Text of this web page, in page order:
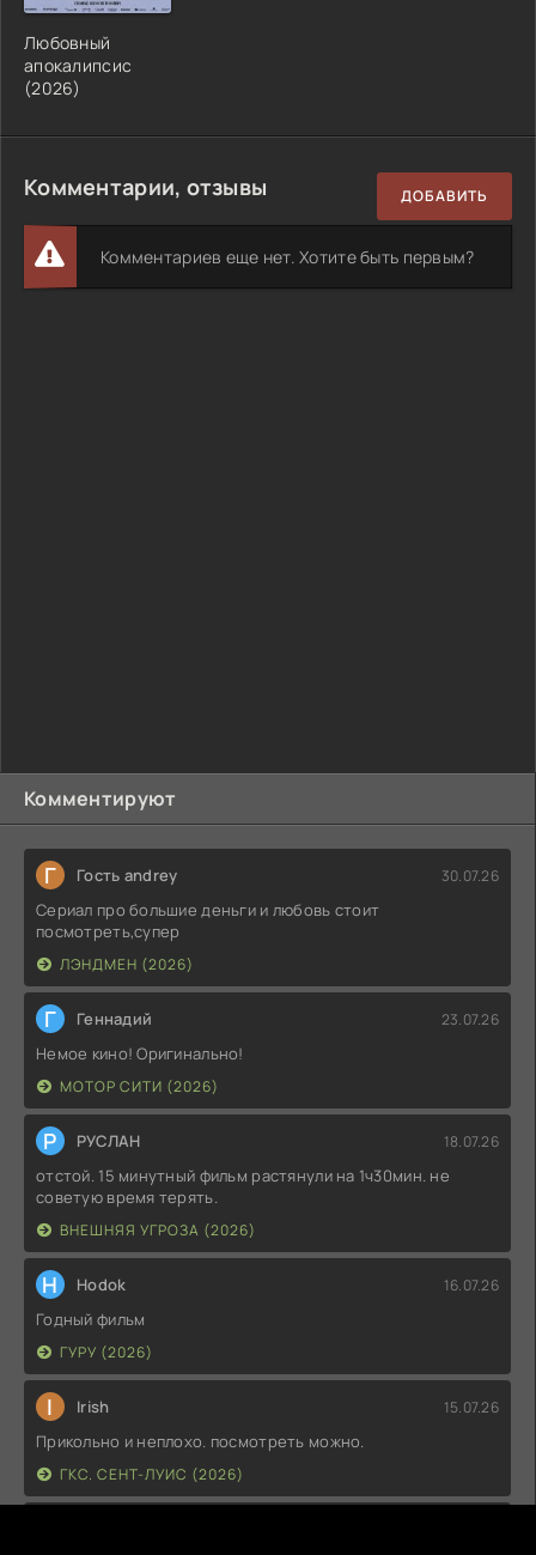
Комментируют
Г Гость andrey 30.07.26
Сериал про большие деньги и любовь стоит
посмотреть,супер
ЛЭНДМЕН (2026)
Г Геннадий 23.07.26
Немое кино! Оригинально!
МОТОР СИТИ (2026)
Р РУСЛАН 18.07.26
отстой. 15 минутный фильм растянули на 1ч30мин. не
советую время терять.
ВНЕШНЯЯ УГРОЗА (2026)
H Hodok 16.07.26
Годный фильм
ГУРУ (2026)
I Irish 15.07.26
Прикольно и неплохо. посмотреть можно.
ГКС. СЕНТ-ЛУИС (2026)
Любовный
апокалипсис
(2026)
Комментарии, отзывы ДОБАВИТЬ
Комментариев еще нет. Хотите быть первым?